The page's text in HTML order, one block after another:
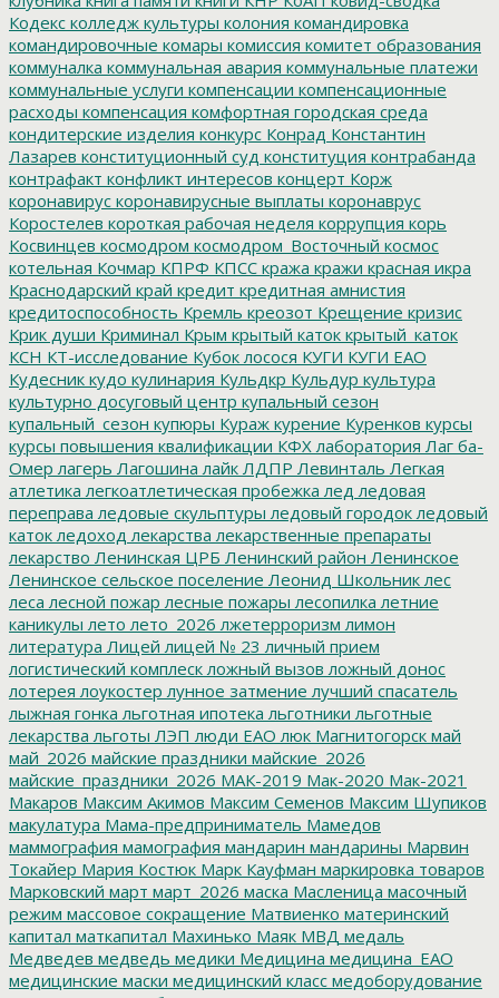
Кодекс колледж культуры колония командировка
командировочные комары комиссия комитет образования
коммуналка коммунальная авария коммунальные платежи
коммунальные услуги компенсации компенсационные
расходы компенсация комфортная городская среда
кондитерские изделия конкурс Конрад Константин
Лазарев конституционный суд конституция контрабанда
контрафакт конфликт интересов концерт Корж
коронавирус коронавирусные выплаты коронаврус
Коростелев короткая рабочая неделя коррупция корь
Косвинцев космодром космодром_Восточный космос
котельная Кочмар КПРФ КПСС кража кражи красная икра
Краснодарский край кредит кредитная амнистия
кредитоспособность Кремль креозот Крещение кризис
Крик души Криминал Крым крытый каток крытый_каток
КСН КТ-исследование Кубок лосося КУГИ КУГИ ЕАО
Кудесник кудо кулинария Кульдкр Кульдур культура
культурно досуговый центр купальный сезон
купальный_сезон купюры Кураж курение Куренков курсы
курсы повышения квалификации КФХ лаборатория Лаг ба-
Омер лагерь Лагошина лайк ЛДПР Левинталь Легкая
атлетика легкоатлетическая пробежка лед ледовая
переправа ледовые скульптуры ледовый городок ледовый
каток ледоход лекарства лекарственные препараты
лекарство Ленинская ЦРБ Ленинский район Ленинское
Ленинское сельское поселение Леонид Школьник лес
леса лесной пожар лесные пожары лесопилка летние
каникулы лето лето_2026 лжетерроризм лимон
литература Лицей лицей № 23 личный прием
логистический комплеск ложный вызов ложный донос
лотерея лоукостер лунное затмение лучший спасатель
лыжная гонка льготная ипотека льготники льготные
лекарства льготы ЛЭП люди ЕАО люк Магнитогорск май
май_2026 майские праздники майские_2026
майские_праздники_2026 МАК-2019 Мак-2020 Мак-2021
Макаров Максим Акимов Максим Семенов Максим Шупиков
макулатура Мама-предприниматель Мамедов
маммография мамография мандарин мандарины Марвин
Токайер Мария Костюк Марк Кауфман маркировка товаров
Марковский март март_2026 маска Масленица масочный
режим массовое сокращение Матвиенко материнский
капитал маткапитал Махинько Маяк МВД медаль
Медведев медведь медики Медицина медицина_ЕАО
медицинские маски медицинский класс медоборудование